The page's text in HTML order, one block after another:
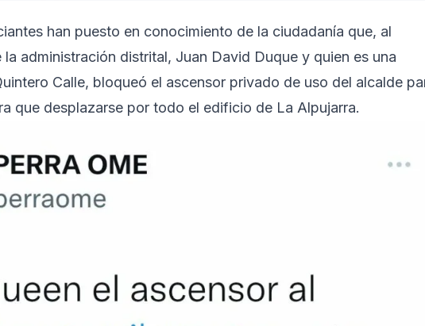
han puesto en conocimiento de la ciudadanía que, al
administración distrital, Juan David Duque y quien es una
Calle, bloqueó el ascensor privado de uso del alcalde
que desplazarse por todo el edificio de La Alpujarra.